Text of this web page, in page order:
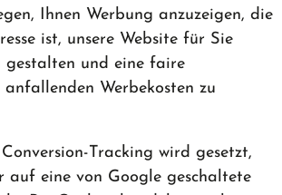
Ihnen Werbung anzuzeigen, die
ist, unsere Website für Sie
gestalten und eine faire
anfallenden Werbekosten zu
Tracking wird gesetzt,
auf eine von Google geschaltete